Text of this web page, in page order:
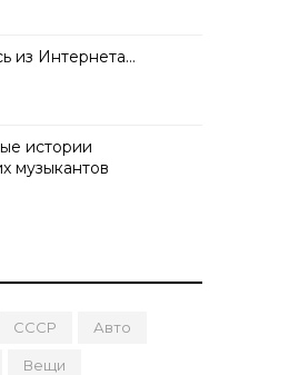
из Интернета…
истории
музыкантов
СССР Авто
Вещи